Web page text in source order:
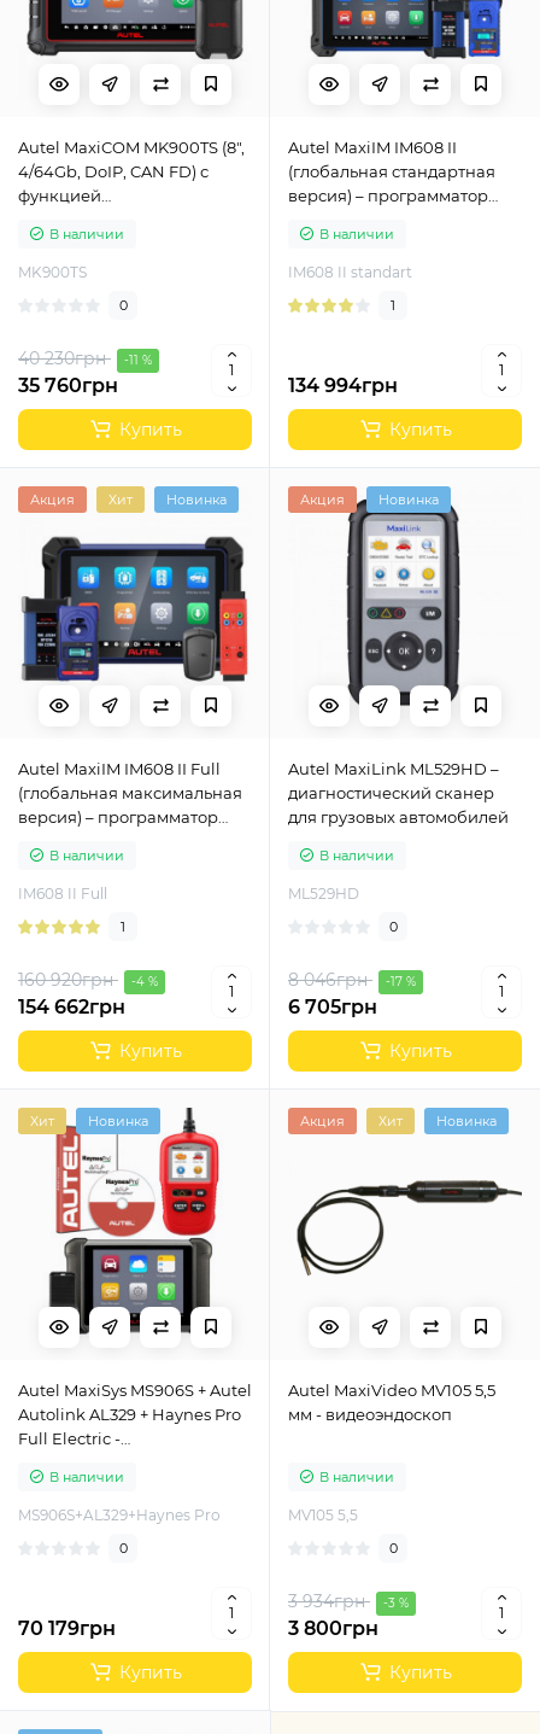
Autel MaxiCOM MK900TS (8",
4/64Gb, DoIP, CAN FD) с
функцией
В наличии
MK900TS
0
40 230грн -11 %
35 760грн
Купить
Autel MaxiIM IM608 II
(глобальная стандартная
версия) – программатор
В наличии
IM608 II standart
1
134 994грн
Купить
Акция Хит Новинка
Autel MaxiIM IM608 II Full
(глобальная максимальная
версия) – программатор
В наличии
IM608 II Full
1
160 920грн -4 %
154 662грн
Купить
Акция Новинка
Autel MaxiLink ML529HD –
диагностический сканер
для грузовых автомобилей
В наличии
ML529HD
0
8 046грн -17 %
6 705грн
Купить
Хит Новинка
Autel MaxiSys MS906S + Autel
Autolink AL329 + Haynes Pro
Full Electric -
В наличии
MS906S+AL329+Haynes Pro
0
70 179грн
Купить
Акция Хит Новинка
Autel MaxiVideo MV105 5,5
мм - видеоэндоскоп
В наличии
MV105 5,5
0
3 934грн -3 %
3 800грн
Купить